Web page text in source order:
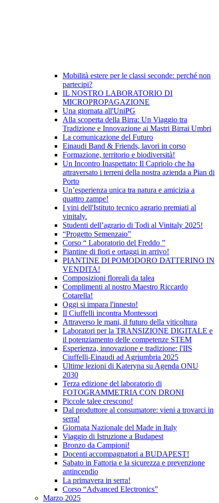
Mobilità estere per le classi seconde: perché non
partecipi?
IL NOSTRO LABORATORIO DI
MICROPROPAGAZIONE
Una giornata all'UniPG
Alla scoperta della Birra: Un Viaggio tra
Tradizione e Innovazione ai Mastri Birrai Umbri
La comunicazione del Futuro
Einaudi Band & Friends, lavori in corso
Formazione, territorio e biodiversità!
Un Incontro Inaspettato: Il Capriolo che ha
attraversato i terreni della nostra azienda a Pian di
Porto
Un’esperienza unica tra natura e amicizia a
quattro zampe!
I vini dell'Istituto tecnico agrario premiati al
vinitaly.
Studenti dell’agrario di Todi al Vinitaly 2025!
“Progetto Semenzaio”
Corso “ Laboratorio del Freddo ”
Piantine di fiori e ortaggi in arrivo!
PIANTINE DI POMODORO DATTERINO IN
VENDITA!
Composizioni floreali da talea
Complimenti al nostro Maestro Riccardo
Cotarella!
Oggi si impara l'innesto!
Il Ciuffelli incontra Montessori
Attraverso le mani, il futuro della viticoltura
Laboratori per la TRANSIZIONE DIGITALE e
il potenziamento delle competenze STEM
Esperienza, innovazione e tradizione: l'IIS
Ciuffelli-Einaudi ad Agriumbria 2025
Ultime lezioni di Kateryna su Agenda ONU
2030
Terza edizione del laboratorio di
FOTOGRAMMETRIA CON DRONI
Piccole talee crescono!
Dal produttore al consumatore: vieni a trovarci in
serra!
Giornata Nazionale del Made in Italy
Viaggio di Istruzione a Budapest
Bronzo da Campioni!
Docenti accompagnatori a BUDAPEST!
Sabato in Fattoria e la sicurezza e prevenzione
antincendio
La primavera in serra!
Corso “Advanced Electronics”
Marzo 2025